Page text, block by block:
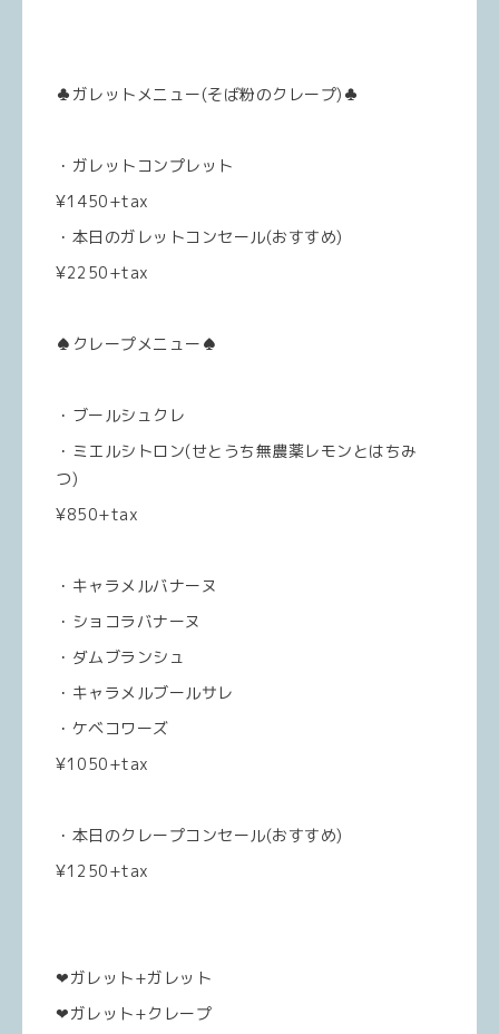
♣️ガレットメニュー(そば粉のクレープ)♣️
・ガレットコンプレット
¥1450+tax
・本日のガレットコンセール(おすすめ)
¥2250+tax
♠️クレープメニュー♠️
・ブールシュクレ
・ミエルシトロン(せとうち無農薬レモンとはちみ
つ)
¥850+tax
・キャラメルバナーヌ
・ショコラバナーヌ
・ダムブランシュ
・キャラメルブールサレ
・ケベコワーズ
¥1050+tax
・本日のクレープコンセール(おすすめ)
¥1250+tax
❤︎ガレット+ガレット
❤︎ガレット+クレープ